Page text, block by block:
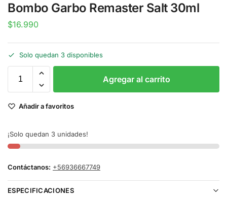
Bombo Garbo Remaster Salt 30ml
$16.990
Solo quedan 3 disponibles
Agregar al carrito
Añadir a favoritos
¡Solo quedan 3 unidades!
Contáctanos: +56936667749
ESPECIFICACIONES